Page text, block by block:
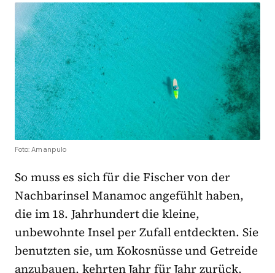
Foto: Amanpulo
So muss es sich für die Fischer von der
Nachbarinsel Manamoc angefühlt haben,
die im 18. Jahrhundert die kleine,
unbewohnte Insel per Zufall entdeckten. Sie
benutzten sie, um Kokosnüsse und Getreide
anzubauen, kehrten Jahr für Jahr zurück,